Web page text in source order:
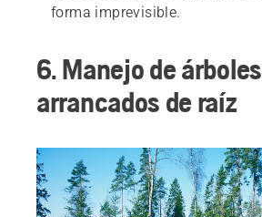
forma imprevisible.
6. Manejo de árboles
arrancados de raíz